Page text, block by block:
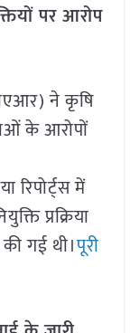
पर आरोप
ने कृषि
के आरोपों
रिपोर्ट्स में
प्रक्रिया
गई थी।पूरी